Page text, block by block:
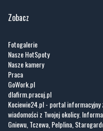
Zobacz
Fotogalerie
Nasze HotSpoty
Nasze kamery
Praca
GoWork.pl
dlafirm.pracuj.pl
Kociewie24.pl - portal informacyjny
wiadomości z Twojej okolicy.
Gniewu, Tczewa, Pelplina,